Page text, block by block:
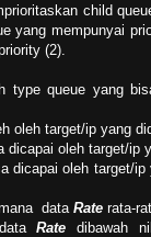
child
yang mempunyai
(2).
type queue yang
oleh target/ip yang
oleh target/ip
dicapai oleh target/
data Rate rata-
dataRate dibawah